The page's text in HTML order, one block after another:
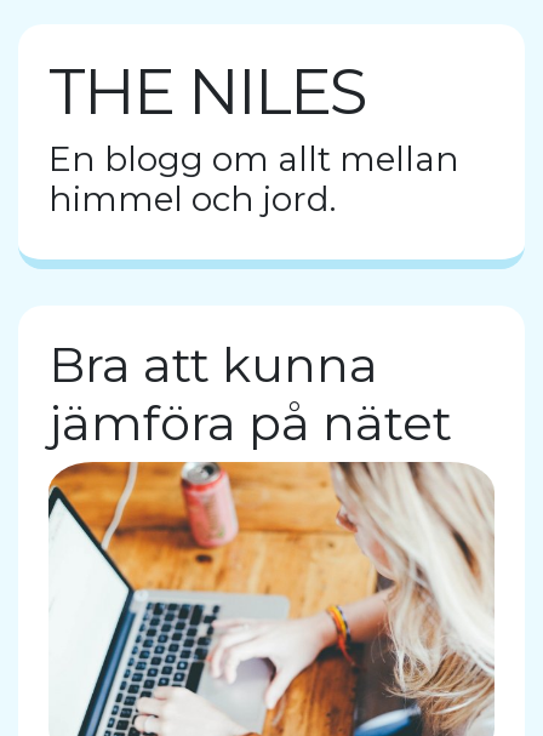
THE NILES
En blogg om allt mellan
himmel och jord.
Bra att kunna
jämföra på nätet